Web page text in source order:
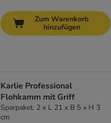
Zum Warenkorb
hinzufügen
Karlie Professional
Flohkamm mit Griff
Sparpaket: 2 x L 21 x B 5 x H 3
cm